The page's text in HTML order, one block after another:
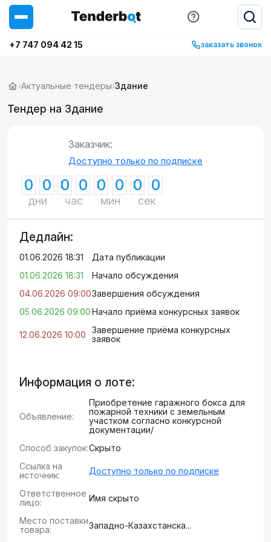
+7 747 094 42 15 заказать звонок
›Актуальные тендеры›Здание
Тендер на Здание
Заказчик:
Доступно только по подписке
0 0
дни
0 0
час
0 0
мин
0 0
сек
Дедлайн:
01.06.2026 18:31
Дата публикации
01.06.2026 18:31
Начало обсуждения
04.06.2026 09:00Завершения обсуждения
05.06.2026 09:00Начало приёма конкурсных заявок
12.06.2026 10:00
Завершение приёма конкурсных
заявок
Информация о лоте:
Объявление:
Приобретение гаражного бокса для
пожарной техники с земельным
участком согласно конкурсной
документации/
Способ закупок:Скрыто
Ссылка на
источник:
Доступно только по подписке
Ответственное
лицо:
Имя скрыто
Место поставки
товара:
Западно-Казахстанска...